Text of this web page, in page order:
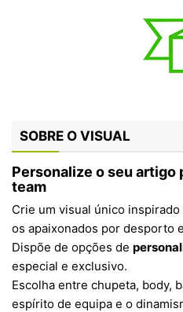
SOBRE O VISUAL
Personalize o seu artigo
team
Crie um visual único inspirado
os apaixonados por desporto
Dispõe de opções de
especial e exclusivo.
Escolha entre chupeta, body,
espírito de equipa e o